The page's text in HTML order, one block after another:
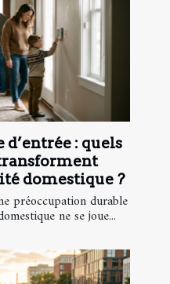
d’entrée : quels
domestique ?
préoccupation durable
ne se joue...